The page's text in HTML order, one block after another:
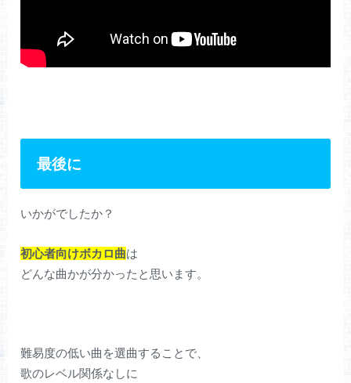
最後に
いかがでしたか？
初心者向けボカロ曲は
どんな曲かが分かったと思います。
難易度の低い曲を選曲することで、
歌のレベル関係なしに